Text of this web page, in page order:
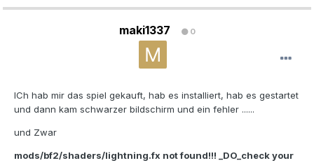
maki1337 0
ICh hab mir das spiel gekauft, hab es installiert, hab es gestartet
und dann kam schwarzer bildschirm und ein fehler ......
und Zwar
mods/bf2/shaders/lightning.fx not found!!! _DO_check your